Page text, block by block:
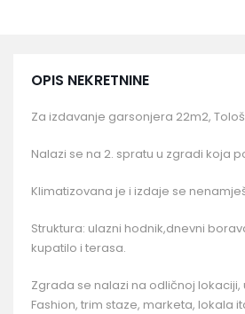
OPIS NEKRETNINE
Za izdavanje garsonjera 22m2,
Nalazi se na 2. spratu u zgradi koja
Klimatizovana je i izdaje se
Struktura: ulazni hodnik,dnevni
kupatilo i terasa.
Zgrada se nalazi na odličnoj lokaciji,
Fashion, trim staze, marketa, lokala